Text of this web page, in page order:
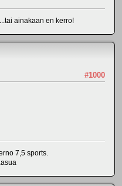
ainakaan en kerro!
#1000
7,5 sports.